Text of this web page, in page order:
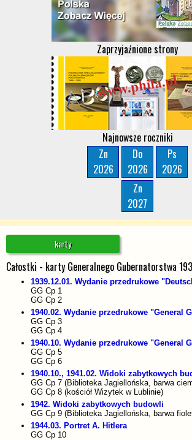
Zaprzyjaźnione strony
Najnowsze roczniki
Zn
2026
Do
2026
Ps
2026
Zn
2027
karty
Całostki - karty Generalnego Gubernatorstwa
1939.12.01. Wydanie przedrukowe
GG Cp 1
GG Cp 2
1940.02. Wydanie przedrukowe "General
GG Cp 3
GG Cp 4
1940.10. Wydanie przedrukowe "General
GG Cp 5
GG Cp 6
1940.10., 1941.02. Widoki zabytkowych
GG Cp 7 (Biblioteka Jagiellońska, barwa
GG Cp 8 (kościół Wizytek w Lublinie)
1942. Widoki zabytkowych budowli
GG Cp 9 (Biblioteka Jagiellońska, barwa
1944.03. Portret A. Hitlera
GG Cp 10